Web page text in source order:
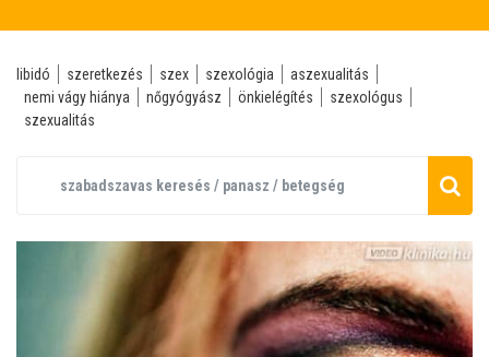
libidó szeretkezés szex szexológia
aszexualitás
nemi vágy hiánya
nőgyógyász önkielégítés
szexológus
szexualitás